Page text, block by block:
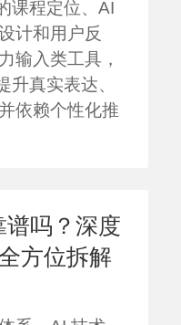
课程定位、AI
计和用户反
输入类工具，
升真实表达、
依赖个性化推
吗？深度
方位拆解